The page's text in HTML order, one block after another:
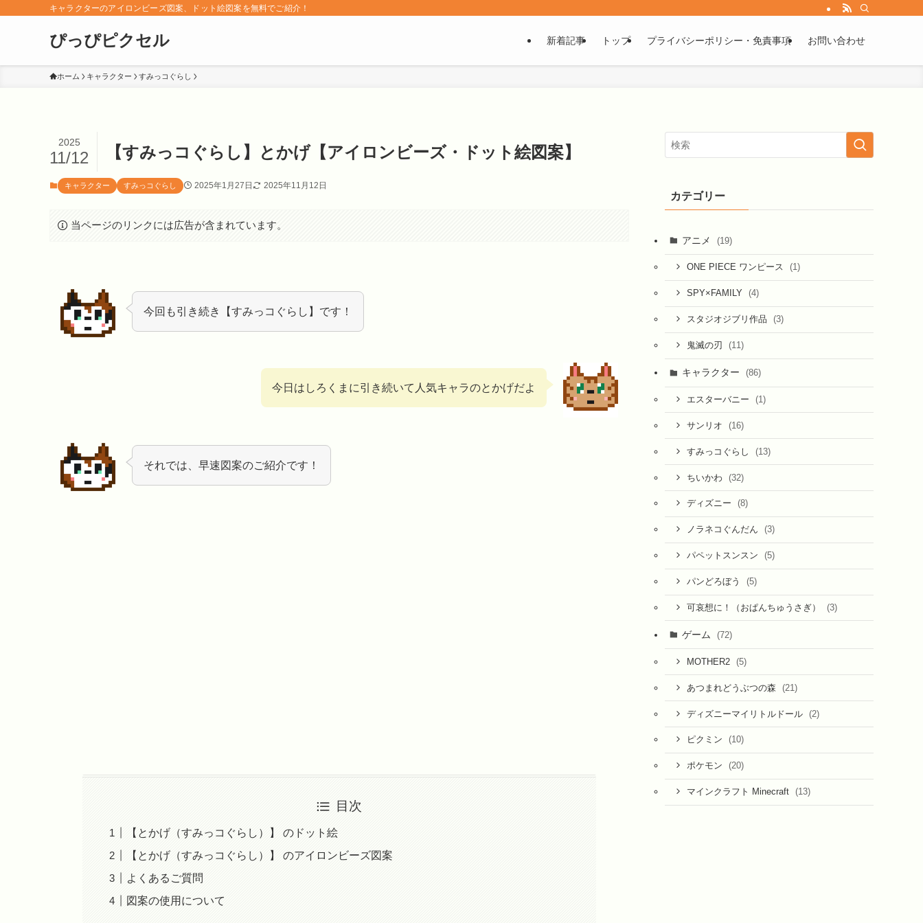
キャラクターのアイロンビーズ図案、ドット絵図案を無料でご紹介！
ぴっぴピクセル 新着記事 トップ プライバシーポリシー・免責事項 お問い合わせ
ホーム キャラクター すみっコぐらし
【すみっコぐらし】とかげ【アイロンビーズ・ドット絵図案】
2025
11/12
キャラクター すみっコぐらし 2025年1月27日 2025年11月12日
当ページのリンクには広告が含まれています。
今回も引き続き【すみっコぐらし】です！
今日はしろくまに引き続いて人気キャラのとかげだよ
それでは、早速図案のご紹介です！
目次
【とかげ（すみっコぐらし）】 のドット絵
【とかげ（すみっコぐらし）】 のアイロンビーズ図案
よくあるご質問
図案の使用について
カテゴリー
アニメ (19)
ONE PIECE ワンピース (1)
SPY×FAMILY (4)
スタジオジブリ作品 (3)
鬼滅の刃 (11)
キャラクター (86)
エスターバニー (1)
サンリオ (16)
すみっコぐらし (13)
ちいかわ (32)
ディズニー (8)
ノラネコぐんだん (3)
パペットスンスン (5)
パンどろぼう (5)
可哀想に！（おぱんちゅうさぎ） (3)
ゲーム (72)
MOTHER2 (5)
あつまれどうぶつの森 (21)
ディズニーマイリトルドール (2)
ピクミン (10)
ポケモン (20)
マインクラフト Minecraft (13)